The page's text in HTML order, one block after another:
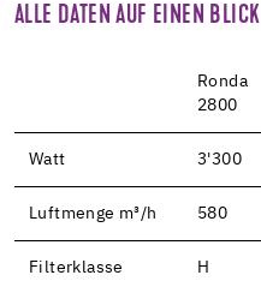
ALLE DATEN AUF EINEN BLICK
Ronda
2800
Watt 3'300
Luftmenge m³/h 580
Filterklasse H